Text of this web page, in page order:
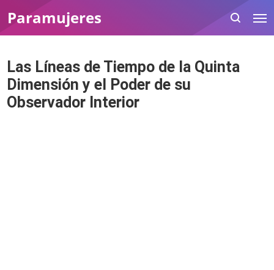
Paramujeres
Las Líneas de Tiempo de la Quinta
Dimensión y el Poder de su
Observador Interior